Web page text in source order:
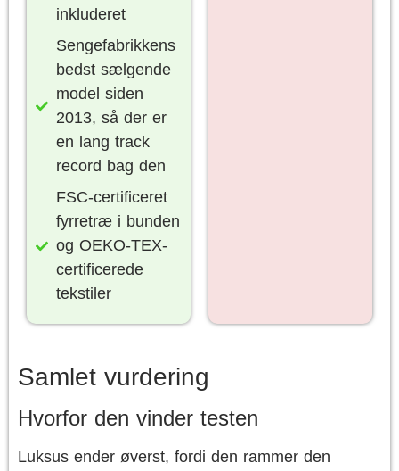
inkluderet
Sengefabrikkens
bedst sælgende
model siden
2013, så der er
en lang track
record bag den
FSC-certificeret
fyrretræ i bunden
og OEKO-TEX-
certificerede
tekstiler
Samlet vurdering
Hvorfor den vinder testen
Luksus ender øverst, fordi den rammer den